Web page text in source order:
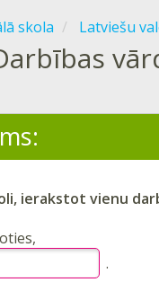
skola Latviešu
ierakstot vienu
,
.